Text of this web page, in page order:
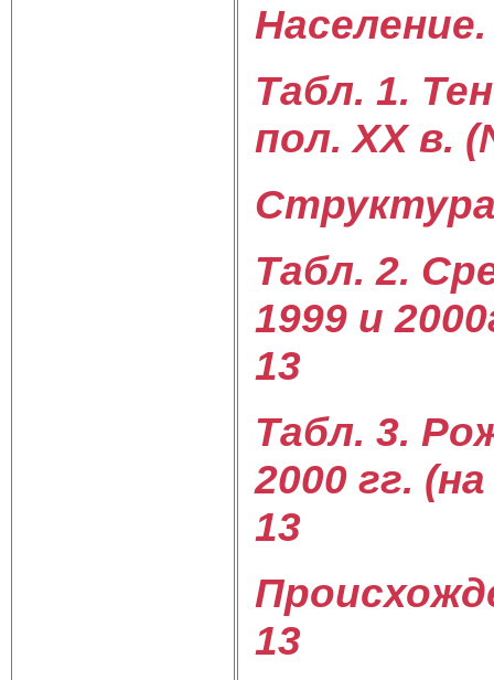
Табл. 1.
пол. XX в.
Табл. 2.
1999 и
13
Табл. 3.
2000 гг.
13
13